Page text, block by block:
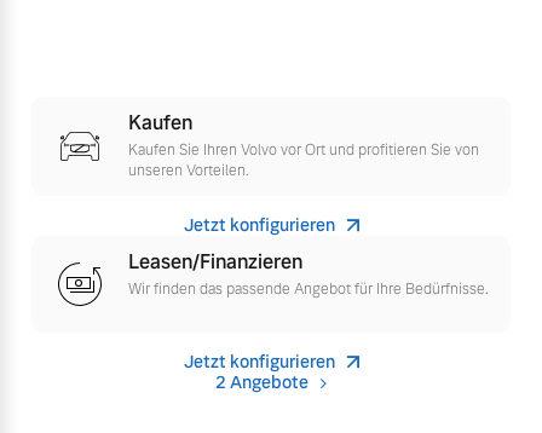
Jetzt kennenlernen
Mehr erfahren
Finanzierung & Leasing
Versicherung
Kaufen
Kaufen Sie Ihren Volvo vor Ort und profitieren Sie von
unseren Vorteilen.
Jetzt konfigurieren
Leasen/Finanzieren
Wir finden das passende Angebot für Ihre Bedürfnisse.
Jetzt konfigurieren
2 Angebote